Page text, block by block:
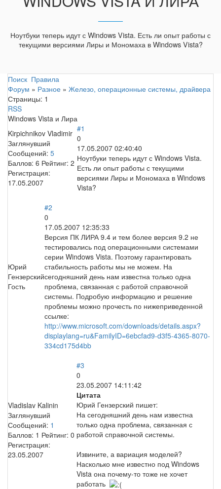
Ноутбуки теперь идут с Windows Vista. Есть ли опыт работы с
текущими версиями Лиры и Мономаха в Windows Vista?
Поиск Правила
Форум » Разное » Железо, операционные системы, драйвера
Страницы: 1
RSS
Windows Vista и Лира
Kirpichnikov Vladimir
Заглянувший
Сообщений: 5
Баллов: 6 Рейтинг: 2
Регистрация:
17.05.2007
#1
0
17.05.2007 02:40:40
Ноутбуки теперь идут с Windows Vista.
Есть ли опыт работы с текущими
версиями Лиры и Мономаха в Windows
Vista?
Юрий
Гензерский
Гость
#2
0
17.05.2007 12:35:33
Версия ПК ЛИРА 9.4 и тем более версия 9.2 не
тестировались под операционными системами
серии Windows Vista. Поэтому гарантировать
стабильность работы мы не можем. На
сегодняшний день нам известна только одна
проблема, связанная с работой справочной
системы. Подробую информацию и решение
проблемы можно прочесть по нижеприведенной
ссылке:
http://www.microsoft.com/downloads/details.aspx?
displaylang=ru&FamilyID=6ebcfad9-d3f5-4365-8070-
334cd175d4bb
Vladislav Kalinin
Заглянувший
Сообщений: 1
Баллов: 1 Рейтинг: 0
Регистрация:
23.05.2007
#3
0
23.05.2007 14:11:42
Цитата
Юрий Гензерский пишет:
На сегодняшний день нам известна
только одна проблема, связанная с
работой справочной системы.
Извините, а вариация моделей?
Насколько мне известно под Windows
Vista она почему-то тоже не хочет
работать